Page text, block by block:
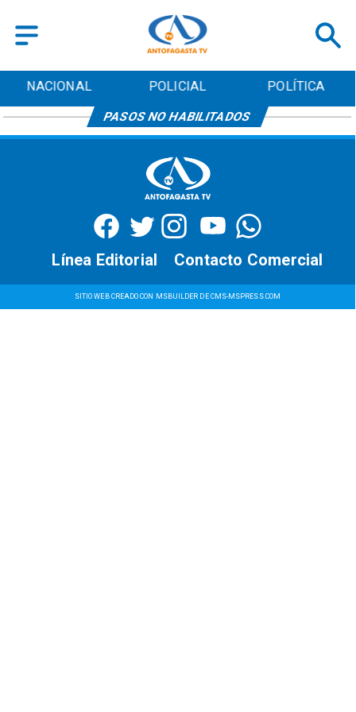
NACIONAL POLICIAL POLÍTICA
PASOS NO HABILITADOS
SITIO WEB CREADO CON MSBUILDER DE CMS-MSPRESS.COM
Contacto Comercial
Línea Editorial